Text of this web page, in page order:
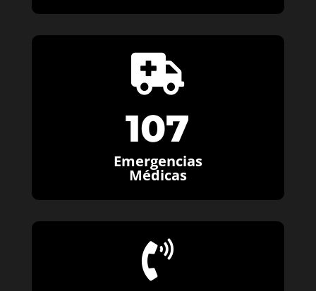

107
Emergencias
Médicas
